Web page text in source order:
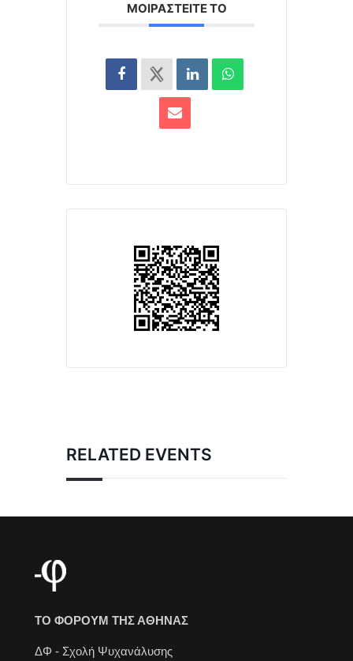
ΜΟΙΡΑΣΤΕΊΤΕ ΤΟ
RELATED EVENTS
ΤΟ ΦΟΡΟΥΜ ΤΗΣ ΑΘΗΝΑΣ
ΔΦ - Σχολή Ψυχανάλυσης